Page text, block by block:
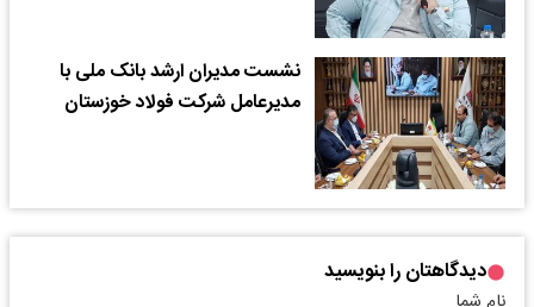
نشست مدیران ارشد بانک ملی با
مدیرعامل شرکت فولاد خوزستان
دیدگاهتان را بنویسید